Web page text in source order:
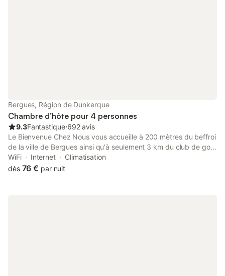
Bergues, Région de Dunkerque
Chambre d’hôte pour 4 personnes
9.3Fantastique⋅692 avis
Le Bienvenue Chez Nous vous accueille à 200 mètres du beffroi
de la ville de Bergues ainsi qu'à seulement 3 km du club de golf
de Dunkerque et à 20 km de Cassel.
WiFi Internet
Climatisation
dès 76 € par nuit